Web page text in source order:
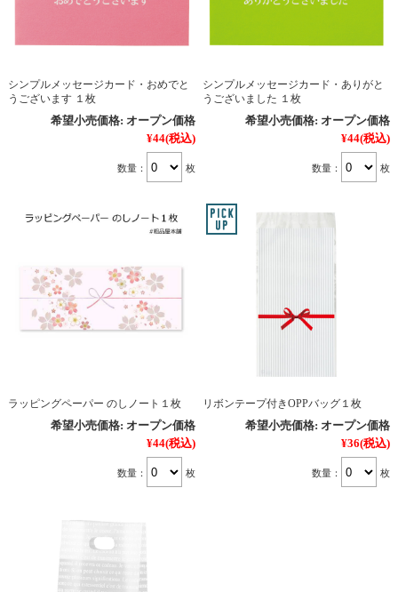
シンプルメッセージカード・おめでと
うございます １枚
希望小売価格: オープン価格
¥44(税込)
数量： 枚
シンプルメッセージカード・ありがと
うございました １枚
希望小売価格: オープン価格
¥44(税込)
数量： 枚
ラッピングペーパー のしノート１枚
希望小売価格: オープン価格
¥44(税込)
数量： 枚
リボンテープ付きOPPバッグ１枚
希望小売価格: オープン価格
¥36(税込)
数量： 枚